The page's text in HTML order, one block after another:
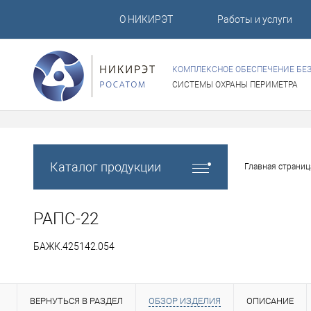
О НИКИРЭТ Работы и услуги
КОМПЛЕКСНОЕ ОБЕСПЕЧЕНИЕ
СИСТЕМЫ ОХРАНЫ ПЕРИМЕТРА
Каталог продукции Главная
РАПС-22
БАЖК.425142.054
ВЕРНУТЬСЯ В РАЗДЕЛ ОБЗОР ИЗДЕЛИЯ ОПИСАНИЕ